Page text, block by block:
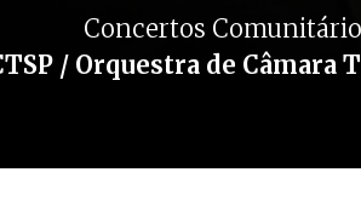
Concertos
/ Orquestra de Câmara